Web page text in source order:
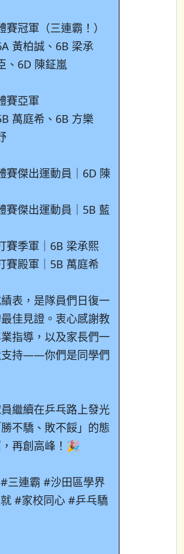
賽冠軍（三連霸！）
黃柏誠、6B 梁承
、6D 陳鉦嵐
賽亞軍
萬庭希、6B 方樂
賽傑出運動員｜6D 陳
賽傑出運動員｜5B 藍
賽季軍｜6B 梁承熙
賽殿軍｜5B 萬庭希
表，是隊員們日復一
佳見證。衷心感謝教
指導，以及家長們一
支持——你們是同學們
繼續在乒乓路上發光
不驕、敗不餒」的態
再創高峰！🎉
三連霸 #沙田區學界
#家校同心 #乒乓驕